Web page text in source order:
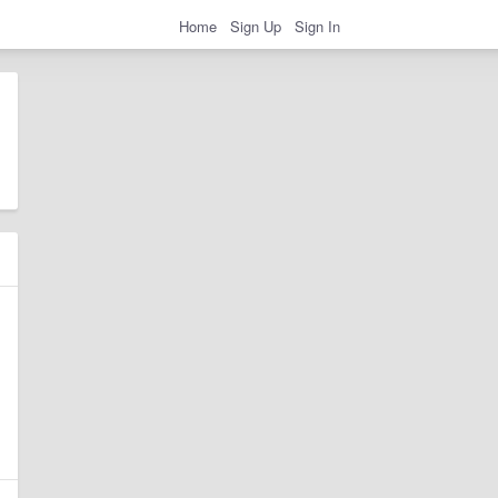
Home Sign Up Sign In